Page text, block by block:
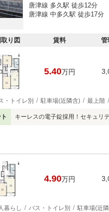
唐津線 多久駅 徒歩12分
唐津線 中多久駅 徒歩17分
取り図 賃料 管
5.40万円
・トイレ別 駐車場(近隣含) 最上階
キーレスの電子錠採用！セキュリ
4.90万円
暮らし バス・トイレ別 駐車場(近